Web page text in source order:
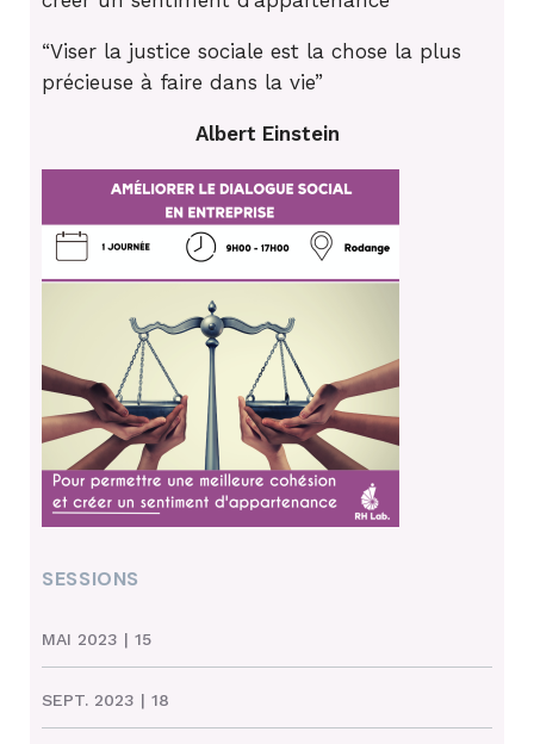
“Viser la justice sociale est la chose la plus
précieuse à faire dans la vie”
Albert Einstein
SESSIONS
MAI 2023 | 15
SEPT. 2023 | 18